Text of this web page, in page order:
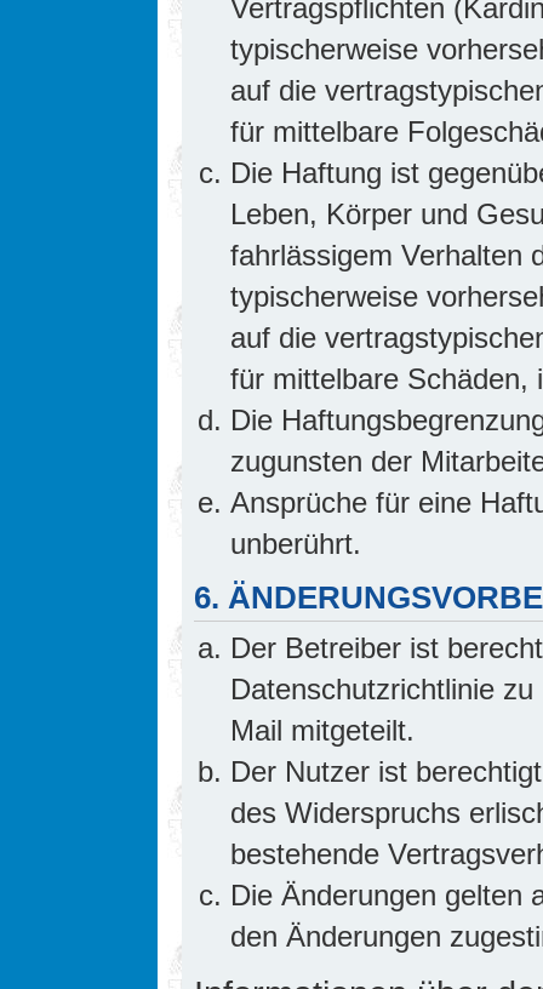
Vertragspflichten
typischerweise
auf die
für mittelbare
Die Haftung ist
Leben, Körper und
fahrlässigem Verhalten
typischerweise
auf die
für mittelbare Schäden,
Die
zugunsten der
Ansprüche für eine
unberührt.
6.
Der Betreiber ist
Datenschutzrichtlinie
Mail mitgeteilt.
Der Nutzer ist
des Widerspruchs
bestehende
Die Änderungen gelten
den Änderungen